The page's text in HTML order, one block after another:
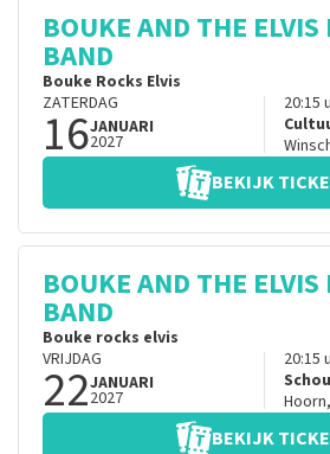
BOUKE AND THE ELVIS
BAND
Bouke Rocks Elvis
ZATERDAG
16JANUARI
2027
20:15
BEKIJK
BOUKE AND THE ELVIS
BAND
Bouke rocks elvis
VRIJDAG
22JANUARI
2027
20:15
Hoorn,
BEKIJK